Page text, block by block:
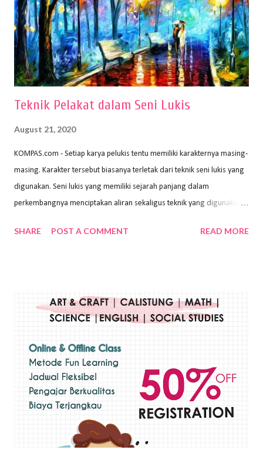
adalah tidak mudah sobek, mengingat menggambar merupakan
proses menggores dan menghapus. Kertas adalah bahan yang paling
ideal digunakan untuk menggambar. Dalam menggambar
menggunakan pen...
Teknik Pelakat dalam Seni Lukis
August 21, 2020
KOMPAS.com - Setiap karya pelukis tentu memiliki karakternya masing-
masing. Karakter tersebut biasanya terletak dari teknik seni lukis yang
digunakan. Seni lukis yang memiliki sejarah panjang dalam
perkembangnya menciptakan aliran sekaligus teknik yang digunakan.
Wayan Kun Adnyana, teknik yang berbeda tentunya akan
menggunakan bahan dasar cat air, cat akrilik, atau cat minyak dengan
sapuan warna cat yang tebal. Dengan memberikan sapuan warna
pelukis untuk menghasilkan lukisan yang mempesona dan tentunya
bernilai tinggi. Ciri teknik plakat Ciri-ciri teknik plakat, yaitu: Sapuan
warna yang kental dan tebal. Hasil lukisan menutupi seluruh bagian
medianya Mem...
SHARE POST A COMMENT READ MORE